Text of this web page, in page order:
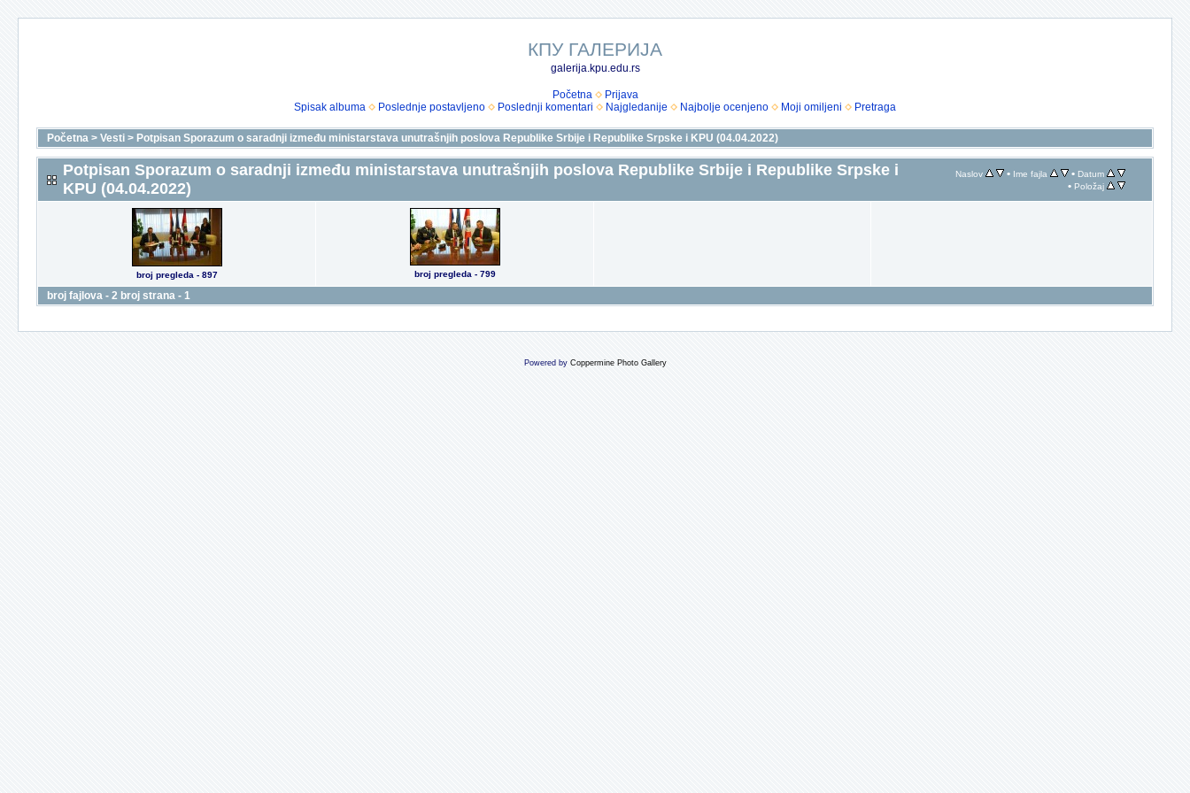
КПУ ГАЛЕРИЈА
galerija.kpu.edu.rs
Početna
Prijava
Spisak albuma
Poslednje postavljeno Poslednji komentari Najgledanije Najbolje ocenjeno Moji omiljeni Pretraga
Početna > Vesti > Potpisan Sporazum o saradnji između ministarstava unutrašnjih poslova Republike Srbije i Republike Srpske i KPU (04.04.2022)
Potpisan Sporazum o saradnji između ministarstava unutrašnjih poslova Republike Srbije i Republike Srpske i
KPU (04.04.2022)
Naslov • Ime fajla • Datum
• Položaj
broj pregleda - 897 broj pregleda - 799
broj fajlova - 2 broj strana - 1
Powered by Coppermine Photo Gallery